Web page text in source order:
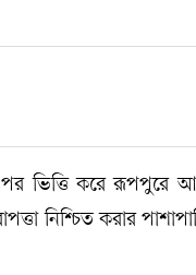
ভিত্তি করে রূপপুরে
নিশ্চিত করার